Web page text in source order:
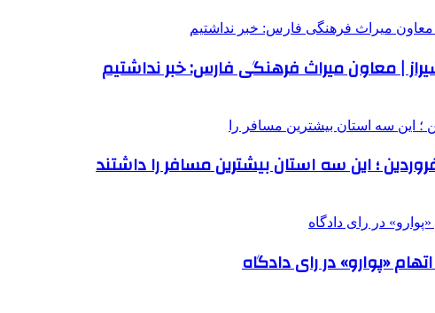
| معاون میراث فرهنگی فارس: خبر نداشتیم